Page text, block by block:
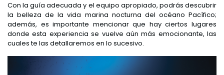
Con la guía adecuada y el equipo apropiado, podrás descubrir
la belleza de la vida marina nocturna del océano Pacífico;
además, es importante mencionar que hay ciertos lugares
donde esta experiencia se vuelve aún más emocionante, las
cuales te las detallaremos en lo sucesivo.